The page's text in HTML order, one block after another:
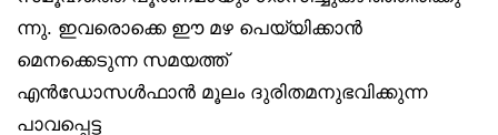
ന്നു. ഇവരൊക്കെ ഈ മഴ പെയ്യിക്കാൻ
മെനക്കെടുന്ന സമയത്ത്
എൻഡോസൾഫാൻ മൂലം ദുരിതമനുഭവിക്കുന്ന
പാവപ്പെട്ട